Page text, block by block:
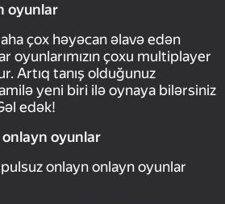
oyunlar
çox həyəcan əlavə edən
oyunlarımızın çoxu multiplayer
Artıq tanış olduğunuz
yeni biri ilə oynaya bilərsiniz
edək!
oyunlar
onlayn onlayn oyunlar